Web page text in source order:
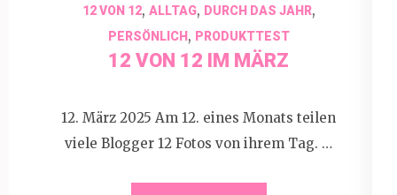
12 VON 12, ALLTAG, DURCH DAS JAHR,
PERSÖNLICH, PRODUKTTEST
12 VON 12 IM MÄRZ
12. März 2025 Am 12. eines Monats teilen
viele Blogger 12 Fotos von ihrem Tag. …